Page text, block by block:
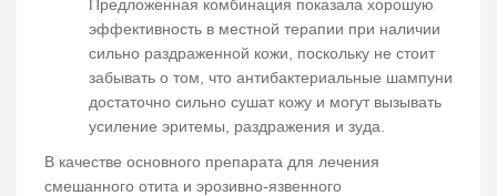
Предложенная комбинация показала хорошую
эффективность в местной терапии при наличии
сильно раздраженной кожи, поскольку не стоит
забывать о том, что антибактериальные шампуни
достаточно сильно сушат кожу и могут вызывать
усиление эритемы, раздражения и зуда.
В качестве основного препарата для лечения
смешанного отита и эрозивно-язвенного